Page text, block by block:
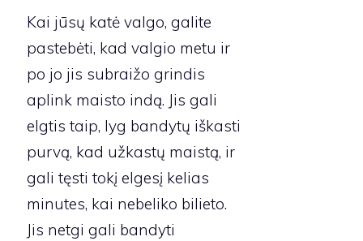
Kai jūsų katė valgo, galite
pastebėti, kad valgio metu ir
po jo jis subraižo grindis
aplink maisto indą. Jis gali
elgtis taip, lyg bandytų iškasti
purvą, kad užkastų maistą, ir
gali tęsti tokį elgesį kelias
minutes, kai nebeliko bilieto.
Jis netgi gali bandyti